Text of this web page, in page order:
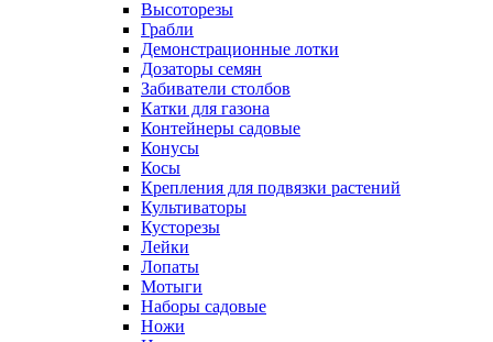
Высоторезы
Грабли
Демонстрационные лотки
Дозаторы семян
Забиватели столбов
Катки для газона
Контейнеры садовые
Конусы
Косы
Крепления для подвязки растений
Культиваторы
Кусторезы
Лейки
Лопаты
Мотыги
Наборы садовые
Ножи